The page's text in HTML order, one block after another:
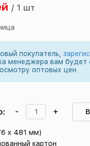
/ 1 шт
покупатель,
менеджера вам будет
оптовых цен
- +
х 481 мм)
картон